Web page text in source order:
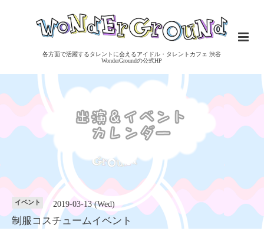
各方面で活躍するタレントに会えるアイドル・タレントカフェ 渋谷
WonderGroundの公式HP
イベント 2019-03-13 (Wed)
制服コスチュームイベント